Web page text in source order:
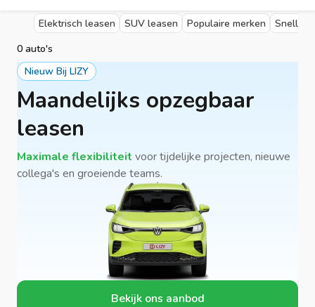
Elektrisch leasen SUV leasen Populaire merken
Snelle
0 auto's
Nieuw Bij LIZY
Maandelijks opzegbaar
leasen
Maximale flexibiliteit voor tijdelijke projecten, nieuwe
collega's en groeiende teams.
Bekijk ons aanbod